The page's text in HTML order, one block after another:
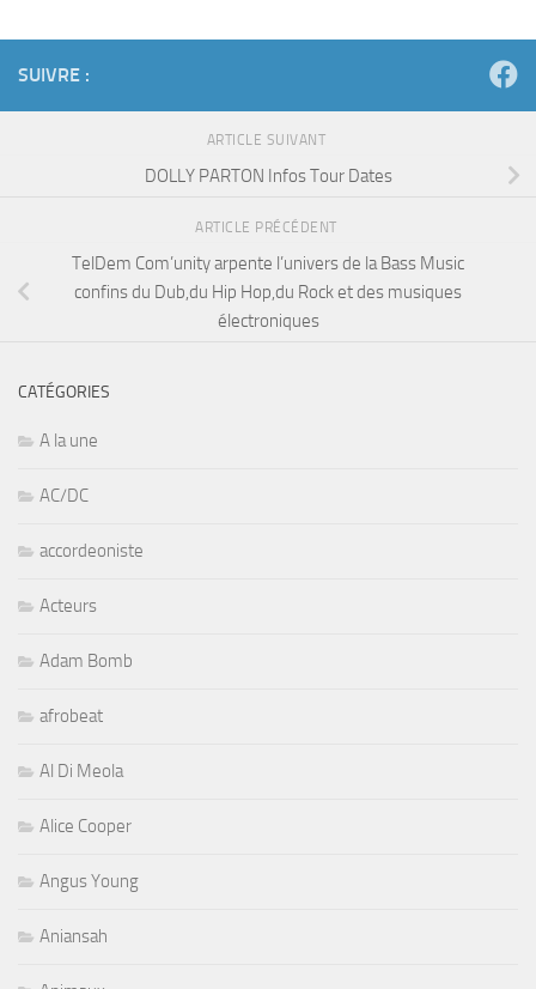
SUIVRE :
ARTICLE SUIVANT
DOLLY PARTON Infos Tour Dates
ARTICLE PRÉCÉDENT
TelDem Com’unity arpente l’univers de la Bass Music
confins du Dub,du Hip Hop,du Rock et des musiques
électroniques
CATÉGORIES
A la une
AC/DC
accordeoniste
Acteurs
Adam Bomb
afrobeat
Al Di Meola
Alice Cooper
Angus Young
Aniansah